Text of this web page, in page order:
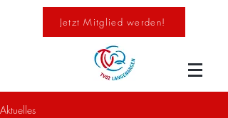
Jetzt Mitglied werden!
Aktuelles